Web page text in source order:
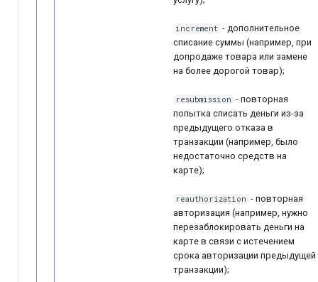
increment - дополнительное
списание суммы (например, при
допродаже товара или замене
на более дорогой товар);
resubmission - повторная
попытка списать деньги из-за
предыдущего отказа в
транзакции (например, было
недостаточно средств на
карте);
reauthorization - повторная
авторизация (например, нужно
перезаблокировать деньги на
карте в связи с истечением
срока авторизации предыдущей
транзакции);